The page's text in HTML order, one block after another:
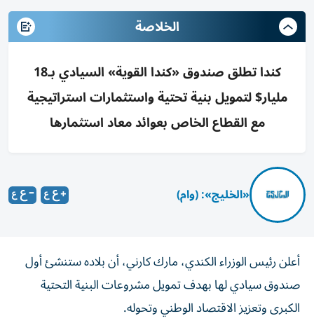
الخلاصة
كندا تطلق صندوق «كندا القوية» السيادي بـ18
مليار$ لتمويل بنية تحتية واستثمارات استراتيجية
مع القطاع الخاص بعوائد معاد استثمارها
«الخليج»: (وام)
أعلن رئيس الوزراء الكندي، مارك كارني، أن بلاده ستنشئ أول
صندوق سيادي لها بهدف تمويل مشروعات البنية التحتية
الكبرى وتعزيز الاقتصاد الوطني وتحوله.